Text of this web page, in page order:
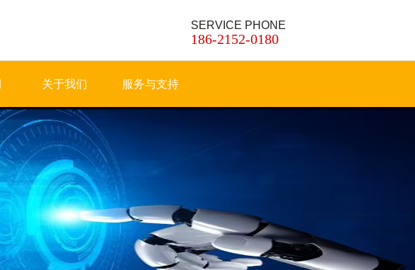
SERVICE PHONE
186-2152-0180
关于我们 服务与支持